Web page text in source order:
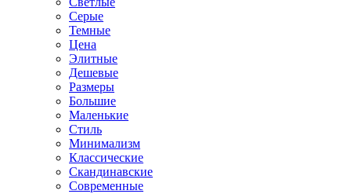
Серые
Темные
Цена
Элитные
Дешевые
Размеры
Большие
Маленькие
Стиль
Минимализм
Классические
Скандинавские
Современные